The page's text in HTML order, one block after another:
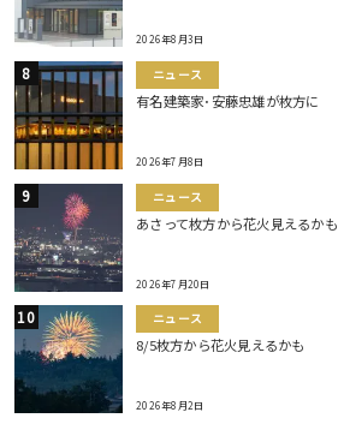
2026年8月3日
ニュース
有名建築家･安藤忠雄が枚方に
2026年7月8日
ニュース
あさって枚方から花火見えるかも
2026年7月20日
ニュース
8/5枚方から花火見えるかも
2026年8月2日